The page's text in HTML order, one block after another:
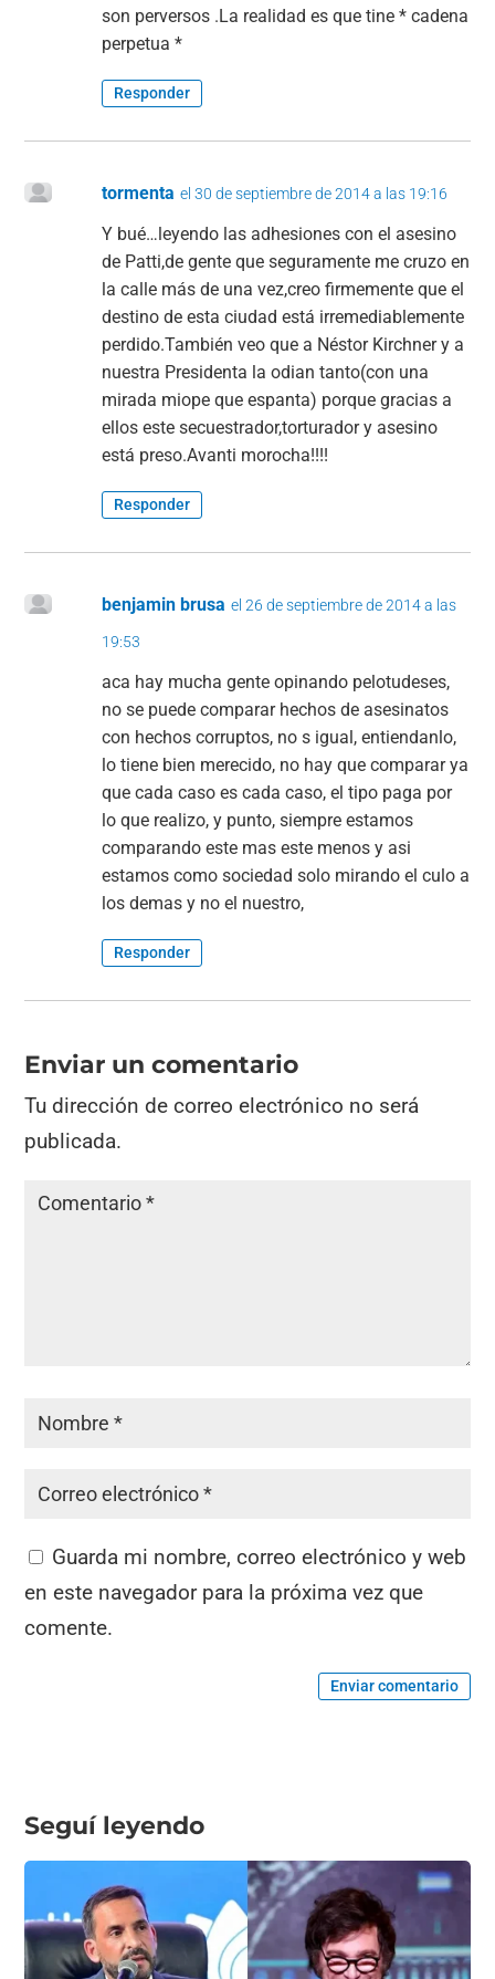
son perversos .La realidad es que tine * cadena
perpetua *
Responder
tormenta el 30 de septiembre de 2014 a las 19:16
Y bué…leyendo las adhesiones con el asesino
de Patti,de gente que seguramente me cruzo en
la calle más de una vez,creo firmemente que el
destino de esta ciudad está irremediablemente
perdido.También veo que a Néstor Kirchner y a
nuestra Presidenta la odian tanto(con una
mirada miope que espanta) porque gracias a
ellos este secuestrador,torturador y asesino
está preso.Avanti morocha!!!!
Responder
benjamin brusa el 26 de septiembre de 2014 a las
19:53
aca hay mucha gente opinando pelotudeses,
no se puede comparar hechos de asesinatos
con hechos corruptos, no s igual, entiendanlo,
lo tiene bien merecido, no hay que comparar ya
que cada caso es cada caso, el tipo paga por
lo que realizo, y punto, siempre estamos
comparando este mas este menos y asi
estamos como sociedad solo mirando el culo a
los demas y no el nuestro,
Responder
Enviar un comentario
Tu dirección de correo electrónico no será
publicada.
Guarda mi nombre, correo electrónico y web
en este navegador para la próxima vez que
comente.
Enviar comentario
Seguí leyendo